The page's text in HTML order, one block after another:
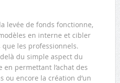
levée de fonds fonctionne,
en interne et cibler
les professionnels.
du simple aspect du
permettant l’achat des
ou encore la création d’un